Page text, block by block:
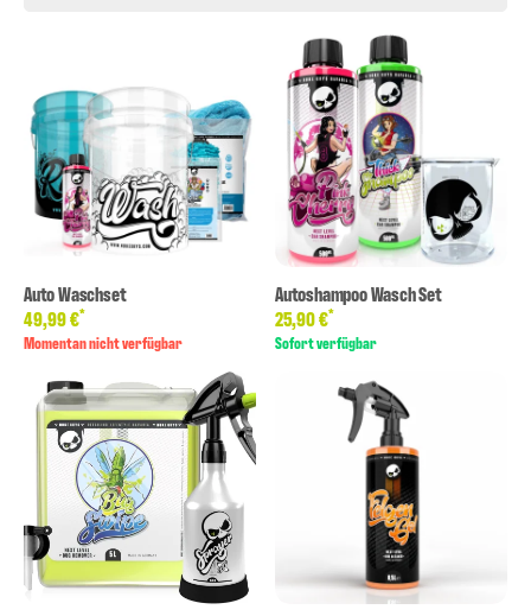
Auto Waschset
49,99 €*
Momentan nicht verfügbar
Autoshampoo Wasch Set
25,90 €*
Sofort verfügbar